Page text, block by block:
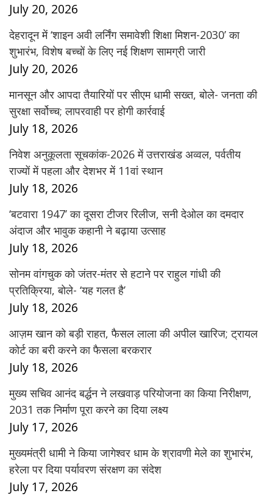
July 20, 2026
देहरादून में ‘शाइन अवी लर्निंग समावेशी शिक्षा मिशन-2030’ का
शुभारंभ, विशेष बच्चों के लिए नई शिक्षण सामग्री जारी
July 20, 2026
मानसून और आपदा तैयारियों पर सीएम धामी सख्त, बोले- जनता की
सुरक्षा सर्वोच्च; लापरवाही पर होगी कार्रवाई
July 18, 2026
निवेश अनुकूलता सूचकांक-2026 में उत्तराखंड अव्वल, पर्वतीय
राज्यों में पहला और देशभर में 11वां स्थान
July 18, 2026
‘बटवारा 1947’ का दूसरा टीजर रिलीज, सनी देओल का दमदार
अंदाज और भावुक कहानी ने बढ़ाया उत्साह
July 18, 2026
सोनम वांगचुक को जंतर-मंतर से हटाने पर राहुल गांधी की
प्रतिक्रिया, बोले- ‘यह गलत है’
July 18, 2026
आज़म खान को बड़ी राहत, फैसल लाला की अपील खारिज; ट्रायल
कोर्ट का बरी करने का फैसला बरकरार
July 18, 2026
मुख्य सचिव आनंद बर्द्धन ने लखवाड़ परियोजना का किया निरीक्षण,
2031 तक निर्माण पूरा करने का दिया लक्ष्य
July 17, 2026
मुख्यमंत्री धामी ने किया जागेश्वर धाम के श्रावणी मेले का शुभारंभ,
हरेला पर दिया पर्यावरण संरक्षण का संदेश
July 17, 2026